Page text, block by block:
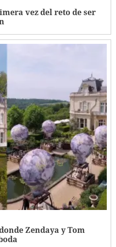
vez del reto de ser
Zendaya y Tom